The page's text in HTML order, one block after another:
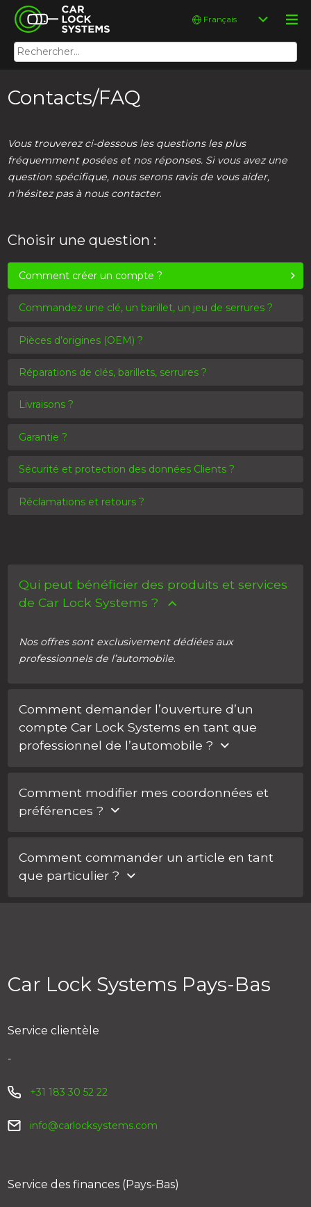
Skip
content
Car Lock Systems
Car Lock Systems
Rechercher :
Choisir
langue
Contacts/FAQ
Vous trouverez ci-dessous les questions les plus
fréquemment posées et nos réponses. Si vous avez une
question spécifique, nous serons ravis de vous aider,
n'hésitez pas à nous contacter.
Choisir une question :
Comment créer un compte ?
Commandez une clé, un barillet, un jeu de serrures ?
Pièces d’origines (OEM) ?
Réparations de clés, barillets, serrures ?
Livraisons ?
Garantie ?
Sécurité et protection des données Clients ?
Réclamations et retours ?
Qui peut bénéficier des produits et services
de Car Lock Systems ?
Nos offres sont exclusivement dédiées aux
professionnels de l’automobile.
Comment demander l’ouverture d’un
compte Car Lock Systems en tant que
professionnel de l’automobile ?
Vous pouvez demander vos identifiants gratuitement
Comment modifier mes coordonnées et
préférences ?
Une fois connecté, vous pourrez effectuer les
préférences.
Comment commander un article en tant
que particulier ?
Vous pourrez alors lui demander un devis et obtenir
Car Lock Systems Pays-Bas
Service clientèle
-
+31 183 30 52 22
info@carlocksystems.com
Service des finances (Pays-Bas)